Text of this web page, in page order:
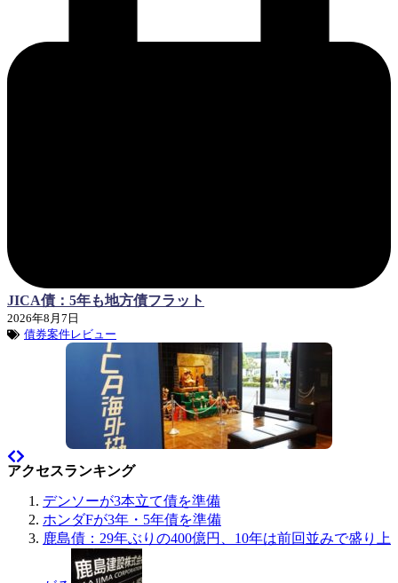
JICA債：5年も地方債フラット
2026年8月7日
債券案件レビュー
アクセスランキング
デンソーが3本立て債を準備
ホンダFが3年・5年債を準備
鹿島債：29年ぶりの400億円、10年は前回並みで盛り上